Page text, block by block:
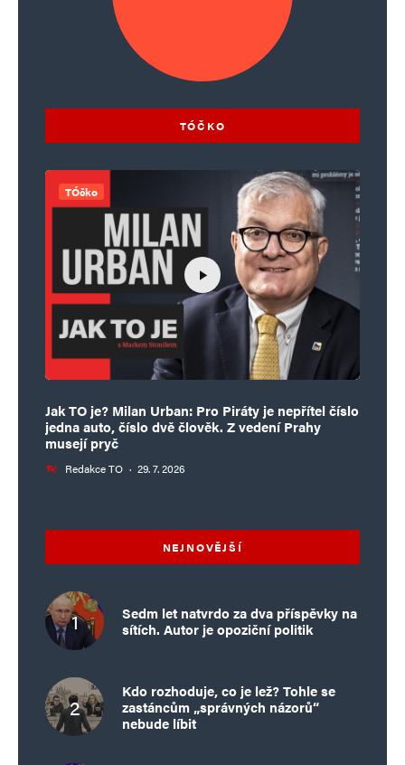
TÓČKO
TÓčko
Jak TO je? Milan Urban: Pro Piráty je nepřítel číslo
jedna auto, číslo dvě člověk. Z vedení Prahy
musejí pryč
Redakce TO · 29. 7. 2026
NEJNOVĚJŠÍ
Sedm let natvrdo za dva příspěvky na
sítích. Autor je opoziční politik
Kdo rozhoduje, co je lež? Tohle se
zastáncům „správných názorů“
nebude líbit